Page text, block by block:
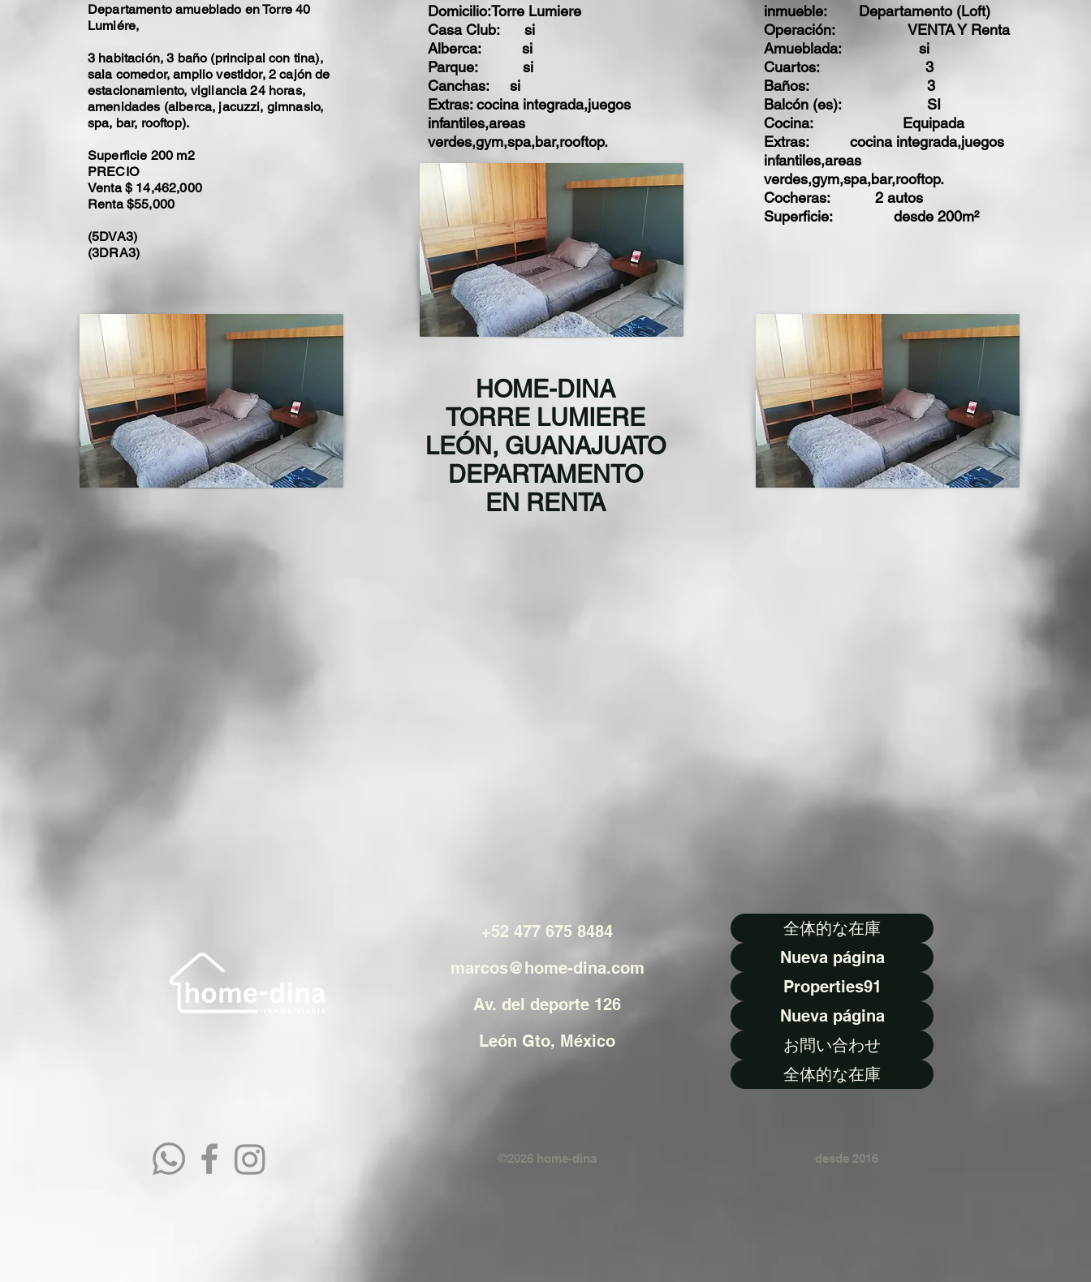
Departamento amueblado en Torre 40
Lumiére,
3 habitación, 3 baño (principal con tina),
sala comedor, amplio vestidor, 2 cajón de
estacionamiento, vigilancia 24 horas,
amenidades (alberca, jacuzzi, gimnasio,
spa, bar, rooftop).
Superficie 200 m2
PRECIO
Venta $ 14,462,000
Renta $55,000
(5DVA3)
(3DRA3)
Domicilio:Torre Lumiere
Casa Club: si
Alberca: si
Parque: si
Canchas: si
Extras: cocina integrada,juegos
infantiles,areas
verdes,gym,spa,bar,rooftop.
HOME-DINA
TORRE LUMIERE
LEÓN, GUANAJUATO
DEPARTAMENTO
EN RENTA
inmueble: Departamento (Loft)
Operación: VENTA Y Renta
Amueblada: si
Cuartos: 3
Baños: 3
Balcón (es): SI
Cocina: Equipada
Extras: cocina integrada,juegos
infantiles,areas
verdes,gym,spa,bar,rooftop.
Cocheras: 2 autos
Superficie: desde 200m²
+52 477 675 8484
marcos@home-dina.com
León Gto, México
Av. del deporte 126
©2026 home-dina
全体的な在庫
Nueva página
Properties91
Nueva página
お問い合わせ
全体的な在庫
desde 2016